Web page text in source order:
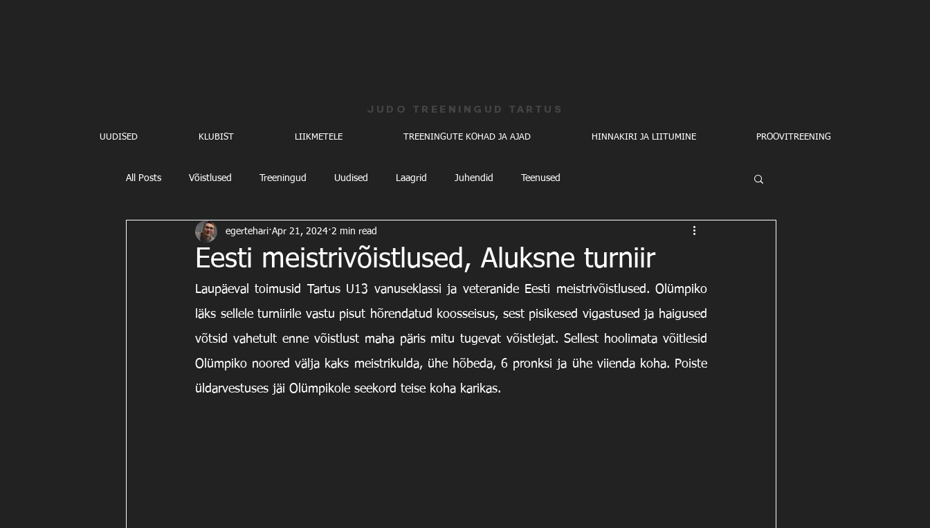
JUDO TREENINGUD TARTUS
UUDISED KLUBIST LIIKMETELE TREENINGUTE KOHAD JA AJAD HINNAKIRI JA LIITUMINE PROOVITREENING
All Posts Võistlused Treeningud Uudised Laagrid Juhendid Teenused
Eesti meistrivõistlused, Aluksne turniir
egertehari Apr 21, 2024 2 min read
Laupäeval toimusid Tartus U13 vanuseklassi ja veteranide Eesti meistrivõistlused. Olümpiko
läks sellele turniirile vastu pisut hõrendatud koosseisus, sest pisikesed vigastused ja haigused
võtsid vahetult enne võistlust maha päris mitu tugevat võistlejat. Sellest hoolimata võitlesid
Olümpiko noored välja kaks meistrikulda, ühe hõbeda, 6 pronksi ja ühe viienda koha. Poiste
üldarvestuses jäi Olümpikole seekord teise koha karikas.